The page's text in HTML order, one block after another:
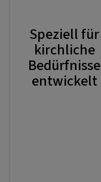
Speziell für
kirchliche
Bedürfnisse
entwickelt